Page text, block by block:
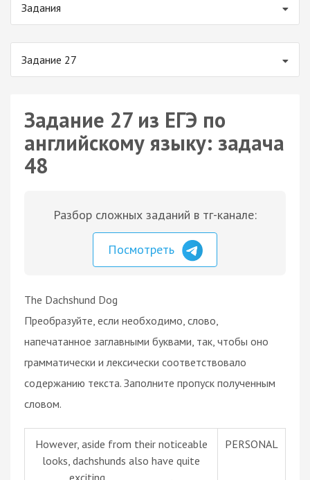
Задания
Задание 27
Задание 27 из ЕГЭ по
английскому языку: задача
48
Разбор сложных заданий в тг-канале:
Посмотреть
The Dachshund Dog
Преобразуйте, если необходимо, слово,
напечатанное заглавными буквами, так, чтобы оно
грамматически и лексически соответствовало
содержанию текста. Заполните пропуск полученным
словом.
However, aside from their noticeable
looks, dachshunds also have quite
exciting _____________.
PERSONAL